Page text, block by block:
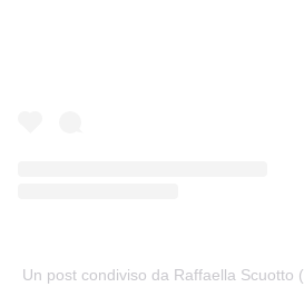
Un post condiviso da Raffaella Scuotto